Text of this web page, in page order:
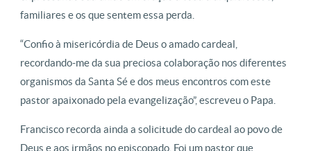
familiares e os que sentem essa perda.
“Confio à misericórdia de Deus o amado cardeal,
recordando-me da sua preciosa colaboração nos diferentes
organismos da Santa Sé e dos meus encontros com este
pastor apaixonado pela evangelização”, escreveu o Papa.
Francisco recorda ainda a solicitude do cardeal ao povo de
Deus e aos irmãos no episcopado. Foi um pastor que